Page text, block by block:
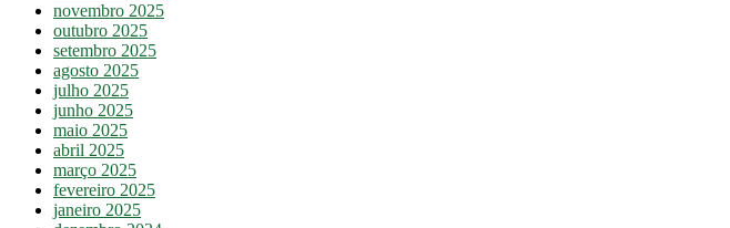
novembro 2025
outubro 2025
setembro 2025
agosto 2025
julho 2025
junho 2025
maio 2025
abril 2025
março 2025
fevereiro 2025
janeiro 2025